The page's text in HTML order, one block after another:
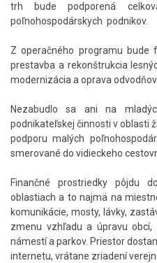
trh bude podporená
poľnohospodárskych podnikov.
Z operačného programu bude
prestavba a rekonštrukcia
modernizácia a oprava
Nezabudlo sa ani na
podnikateľskej činnosti v oblasti
podporu malých
smerované do vidieckeho
Finančné prostriedky pôjdu
oblastiach a to najmä na
komunikácie, mosty, lávky,
zmenu vzhľadu a úpravu
námestí a parkov. Priestor
internetu, vrátane zriadení